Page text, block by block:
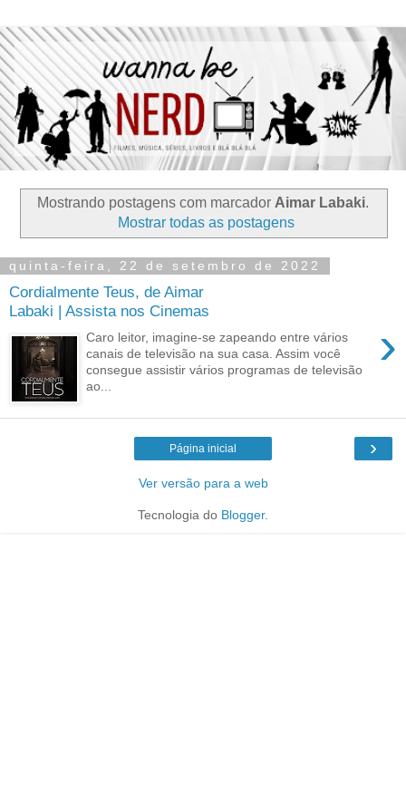
Mostrando postagens com marcador Aimar Labaki.
Mostrar todas as postagens
quinta-feira, 22 de setembro de 2022
Cordialmente Teus, de Aimar
Labaki | Assista nos Cinemas
›
Caro leitor, imagine-se zapeando entre vários
canais de televisão na sua casa. Assim você
consegue assistir vários programas de televisão
ao...
›
Página inicial
Ver versão para a web
Tecnologia do Blogger.